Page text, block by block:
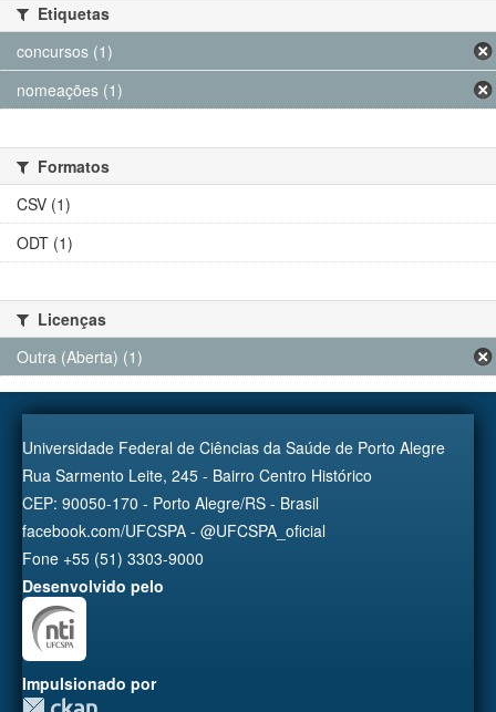
Etiquetas
concursos (1)
nomeações (1)
Formatos
CSV (1)
ODT (1)
Licenças
Outra (Aberta) (1)
Universidade Federal de Ciências da Saúde de Porto Alegre
Rua Sarmento Leite, 245 - Bairro Centro Histórico
CEP: 90050-170 - Porto Alegre/RS - Brasil
facebook.com/UFCSPA - @UFCSPA_oficial
Fone +55 (51) 3303-9000
Desenvolvido pelo
Impulsionado por